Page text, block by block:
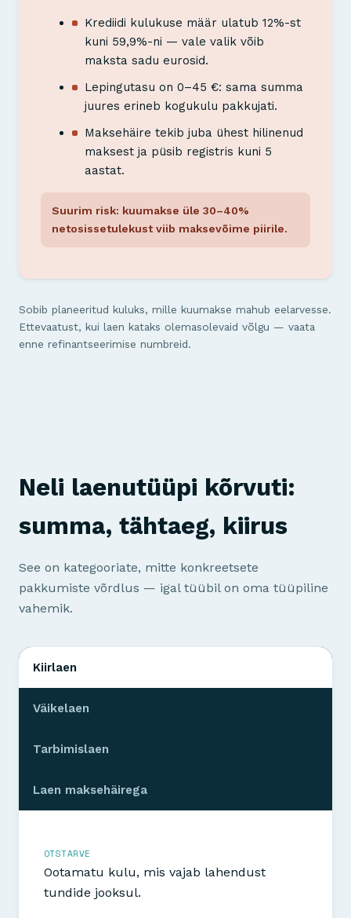
Krediidi kulukuse määr ulatub 12%-st
kuni 59,9%-ni — vale valik võib
maksta sadu eurosid.
Lepingutasu on 0–45 €: sama summa
juures erineb kogukulu pakkujati.
Maksehäire tekib juba ühest hilinenud
maksest ja püsib registris kuni 5
aastat.
Suurim risk: kuumakse üle 30–40%
netosissetulekust viib maksevõime piirile.
Sobib planeeritud kuluks, mille kuumakse mahub eelarvesse.
Ettevaatust, kui laen kataks olemasolevaid võlgu — vaata
enne refinantseerimise numbreid.
Neli laenutüüpi kõrvuti:
summa, tähtaeg, kiirus
See on kategooriate, mitte konkreetsete
pakkumiste võrdlus — igal tüübil on oma tüüpiline
vahemik.
Kiirlaen
Väikelaen
Tarbimislaen
Laen maksehäirega
OTSTARVE
Ootamatu kulu, mis vajab lahendust
tundide jooksul.